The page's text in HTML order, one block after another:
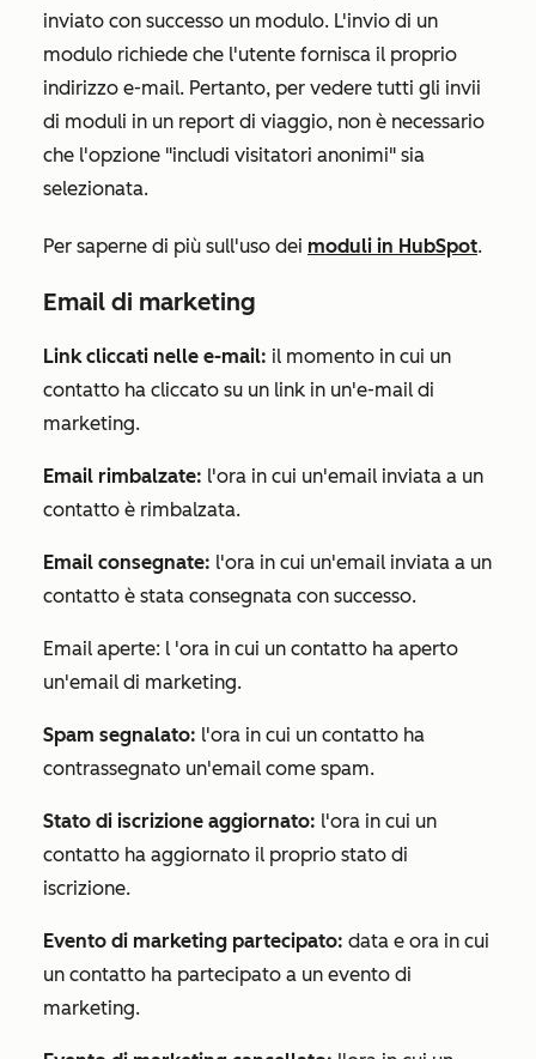
inviato con successo un modulo. L'invio di un
modulo richiede che l'utente fornisca il proprio
indirizzo e-mail. Pertanto, per vedere tutti gli invii
di moduli in un report di viaggio, non è necessario
che l'opzione "includi visitatori anonimi" sia
selezionata.
Per saperne di più sull'uso dei moduli in HubSpot.
Email di marketing
Link cliccati nelle e-mail: il momento in cui un
contatto ha cliccato su un link in un'e-mail di
marketing.
Email rimbalzate: l'ora in cui un'email inviata a un
contatto è rimbalzata.
Email consegnate: l'ora in cui un'email inviata a un
contatto è stata consegnata con successo.
Email aperte: l 'ora in cui un contatto ha aperto
un'email di marketing.
Spam segnalato: l'ora in cui un contatto ha
contrassegnato un'email come spam.
Stato di iscrizione aggiornato: l'ora in cui un
contatto ha aggiornato il proprio stato di
iscrizione.
Evento di marketing partecipato: data e ora in cui
un contatto ha partecipato a un evento di
marketing.